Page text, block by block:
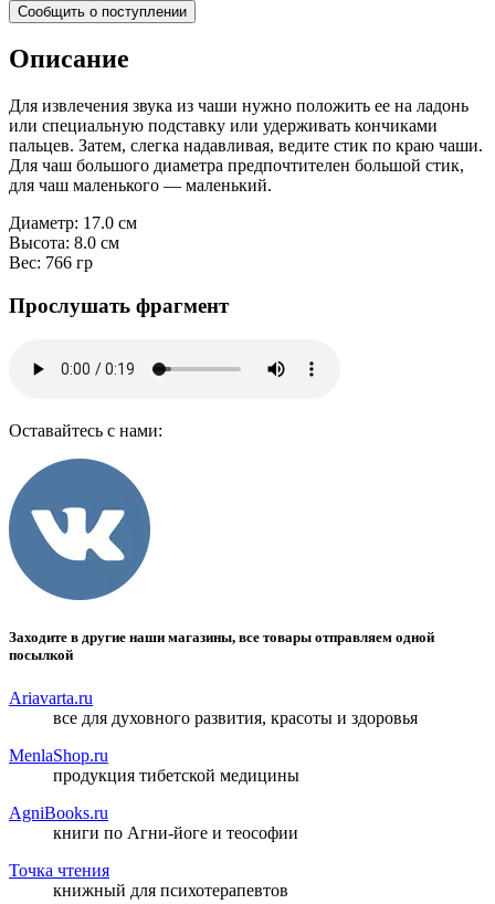
Сообщить о поступлении
Описание
Для извлечения звука из чаши нужно положить ее на ладонь
или специальную подставку или удерживать кончиками
пальцев. Затем, слегка надавливая, ведите стик по краю чаши.
Для чаш большого диаметра предпочтителен большой стик,
для чаш маленького — маленький.
Диаметр: 17.0 см
Высота: 8.0 см
Вес: 766 гр
Прослушать фрагмент
Оставайтесь с нами:
Заходите в другие наши магазины, все товары отправляем одной
посылкой
Ariavarta.ru
все для духовного развития, красоты и здоровья
MenlaShop.ru
продукция тибетской медицины
AgniBooks.ru
книги по Агни-йоге и теософии
Точка чтения
книжный для психотерапевтов